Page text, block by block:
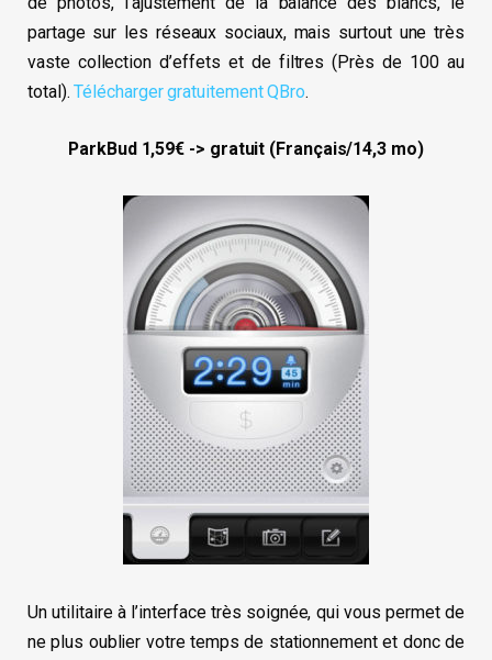
partage sur les réseaux sociaux, mais surtout une très
vaste collection d’effets et de filtres (Près de 100 au
total).Télécharger gratuitement QBro.
ParkBud 1,59€ -> gratuit (Français/14,3 mo)
Un utilitaire à l’interface très soignée, qui vous permet de
ne plus oublier votre temps de stationnement et donc de